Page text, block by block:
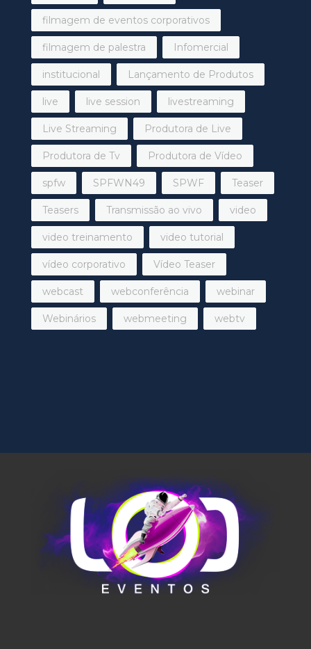
filmagem de eventos corporativos
filmagem de palestra Infomercial
institucional Lançamento de Produtos
live live session livestreaming
Live Streaming Produtora de Live
Produtora de Tv Produtora de Vídeo
spfw SPFWN49 SPWF Teaser
Teasers Transmissão ao vivo video
video treinamento video tutorial
vídeo corporativo Vídeo Teaser
webcast webconferência webinar
Webinários webmeeting webtv